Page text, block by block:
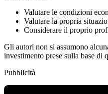
Valutare le condizioni
Valutare la propria
Considerare il proprio
Gli autori non si assumono
investimento prese sulla base di
Pubblicità